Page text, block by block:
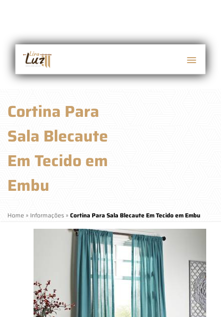
Cortina Para
Sala Blecaute
Em Tecido em
Embu
Home » Informações » Cortina Para Sala Blecaute Em Tecido em Embu